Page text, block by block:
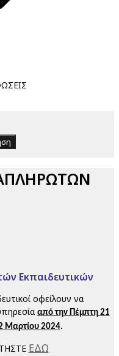
Εκπαιδευτικών
οφείλουν να
από την Πέμπτη 21
Μαρτίου 2024.
ΕΔΩ